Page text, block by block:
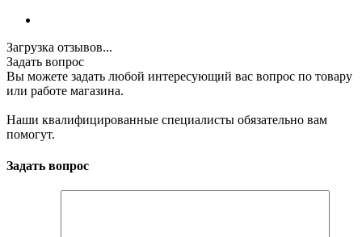
Загрузка отзывов...
Задать вопрос
Вы можете задать любой интересующий вас вопрос по товару
или работе магазина.
Наши квалифицированные специалисты обязательно вам
помогут.
Задать вопрос